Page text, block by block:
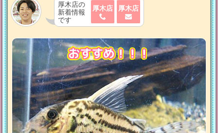
厚木店の
新着情報
です
厚木店 厚木店
おすすめ！！！